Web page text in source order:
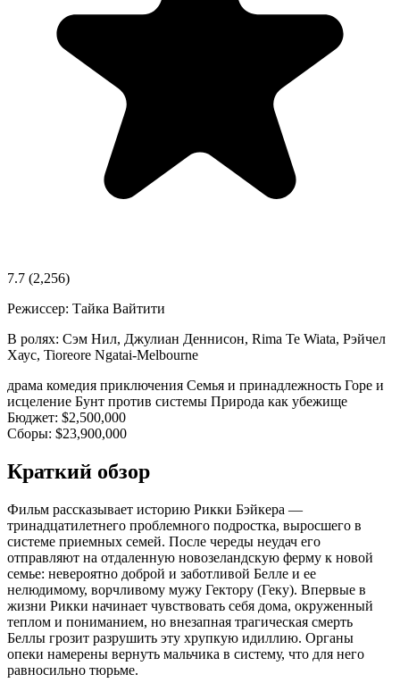
7.7 (2,256)
Режиссер: Тайка Вайтити
В ролях: Сэм Нил, Джулиан Деннисон, Rima Te Wiata, Рэйчел
Хаус, Tioreore Ngatai-Melbourne
драма комедия приключения Семья и принадлежность Горе и
исцеление Бунт против системы Природа как убежище
Бюджет: $2,500,000
Сборы: $23,900,000
Краткий обзор
Фильм рассказывает историю Рикки Бэйкера —
тринадцатилетнего проблемного подростка, выросшего в
системе приемных семей. После череды неудач его
отправляют на отдаленную новозеландскую ферму к новой
семье: невероятно доброй и заботливой Белле и ее
нелюдимому, ворчливому мужу Гектору (Геку). Впервые в
жизни Рикки начинает чувствовать себя дома, окруженный
теплом и пониманием, но внезапная трагическая смерть
Беллы грозит разрушить эту хрупкую идиллию. Органы
опеки намерены вернуть мальчика в систему, что для него
равносильно тюрьме.